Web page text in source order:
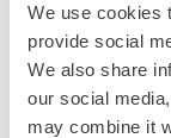
We use cookies
provide social
We also share
our social
may combine it
een andere
spelen.
De CSI spellen
kinderen vanaf
vragen al snel
Daarbij is de
Bijboeken